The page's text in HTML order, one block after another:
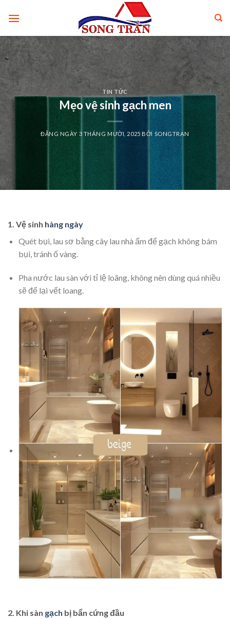
TIN TỨC
Mẹo vệ sinh gạch men
ĐĂNG NGÀY 3 THÁNG MƯỜI, 2025BỞI SONGTRAN
1. Vệ sinh hàng ngày
Quét bụi, lau sơ bằng cây lau nhà ẩm để gạch không bám
bụi, tránh ố vàng.
Pha nước lau sàn với tỉ lệ loãng, không nên dùng quá nhiều
sẽ để lại vết loang.
2. Khi sàn gạch bị bẩn cứng đầu